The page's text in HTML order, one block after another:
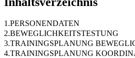
1.PERSONENDATEN
2.BEWEGLICHKEITSTESTUNG
3.TRAININGSPLANUNG
4.TRAININGSPLANUNG